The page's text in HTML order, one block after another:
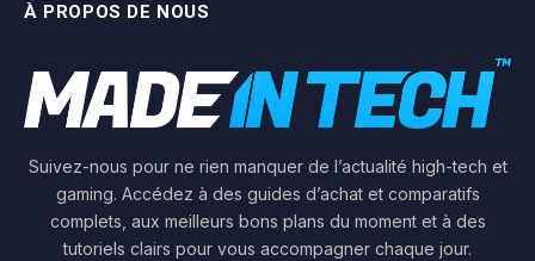
À PROPOS DE NOUS
Suivez-nous pour ne rien manquer de l’actualité high-tech et
gaming. Accédez à des guides d’achat et comparatifs
complets, aux meilleurs bons plans du moment et à des
tutoriels clairs pour vous accompagner chaque jour.